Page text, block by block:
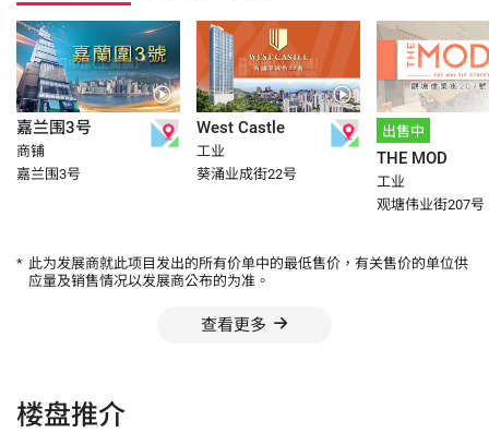
嘉兰围3号
商铺
嘉兰围3号
West Castle
工业
葵涌业成街22号
出售中
THE MOD
工业
观塘伟业街207号
* 此为发展商就此项目发出的所有价单中的最低售价，有关售价的单位供
应量及销售情况以发展商公布的为准。
查看更多
楼盘推介